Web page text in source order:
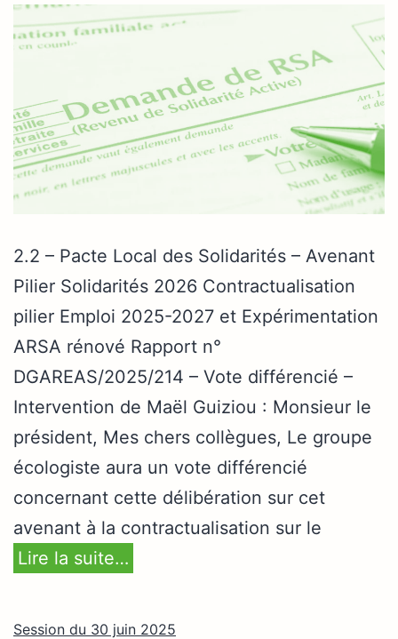
2.2 – Pacte Local des Solidarités – Avenant
Pilier Solidarités 2026 Contractualisation
pilier Emploi 2025-2027 et Expérimentation
ARSA rénové Rapport n°
DGAREAS/2025/214 – Vote différencié –
Intervention de Maël Guiziou : Monsieur le
président, Mes chers collègues, Le groupe
écologiste aura un vote différencié
concernant cette délibération sur cet
avenant à la contractualisation sur le
Lire la suite…
Session du 30 juin 2025